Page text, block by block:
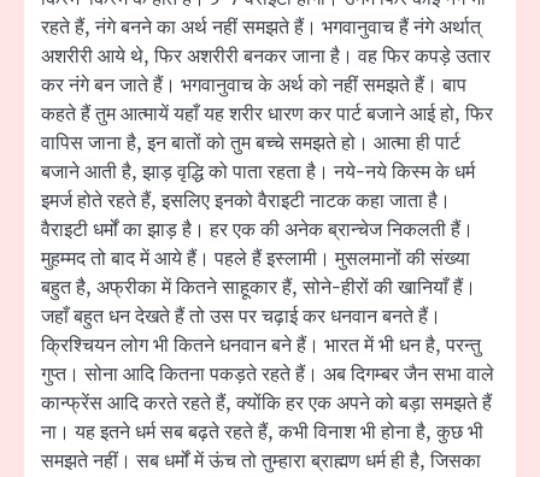
रहते हैं, नंगे बनने का अर्थ नहीं समझते हैं। भगवानुवाच हैं नंगे अर्थात्
अशरीरी आये थे, फिर अशरीरी बनकर जाना है। वह फिर कपड़े उतार
कर नंगे बन जाते हैं। भगवानुवाच के अर्थ को नहीं समझते हैं। बाप
कहते हैं तुम आत्मायें यहाँ यह शरीर धारण कर पार्ट बजाने आई हो, फिर
वापिस जाना है, इन बातों को तुम बच्चे समझते हो। आत्मा ही पार्ट
बजाने आती है, झाड़ वृद्धि को पाता रहता है। नये-नये किस्म के धर्म
इमर्ज होते रहते हैं, इसलिए इनको वैराइटी नाटक कहा जाता है।
वैराइटी धर्मों का झाड़ है। हर एक की अनेक ब्रान्चेज निकलती हैं।
मुहम्मद तो बाद में आये हैं। पहले हैं इस्लामी। मुसलमानों की संख्या
बहुत है, अफ्रीका में कितने साहूकार हैं, सोने-हीरों की खानियाँ हैं।
जहाँ बहुत धन देखते हैं तो उस पर चढ़ाई कर धनवान बनते हैं।
क्रिश्चियन लोग भी कितने धनवान बने हैं। भारत में भी धन है, परन्तु
गुप्त। सोना आदि कितना पकड़ते रहते हैं। अब दिगम्बर जैन सभा वाले
कान्फ्रेंस आदि करते रहते हैं, क्योंकि हर एक अपने को बड़ा समझते हैं
ना। यह इतने धर्म सब बढ़ते रहते हैं, कभी विनाश भी होना है, कुछ भी
समझते नहीं। सब धर्मों में ऊंच तो तुम्हारा ब्राह्मण धर्म ही है, जिसका